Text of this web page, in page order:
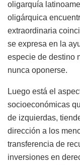
oligarquía
oligárquica
extraordinaria
se expresa en la
especie de destino
nunca oponerse.
Luego está el
socioeconómicas
de izquierdas,
dirección a los
transferencia de
inversiones en